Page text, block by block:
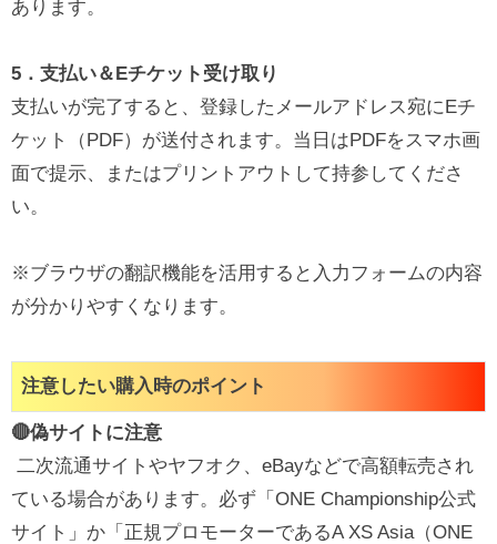
あります。
5．支払い＆Eチケット受け取り
支払いが完了すると、登録したメールアドレス宛にEチ
ケット（PDF）が送付されます。当日はPDFをスマホ画
面で提示、またはプリントアウトして持参してくださ
い。
※ブラウザの翻訳機能を活用すると入力フォームの内容
が分かりやすくなります。
注意したい購入時のポイント
🔴偽サイトに注意
二次流通サイトやヤフオク、eBayなどで高額転売され
ている場合があります。必ず「ONE Championship公式
サイト」か「正規プロモーターであるA XS Asia（ONE